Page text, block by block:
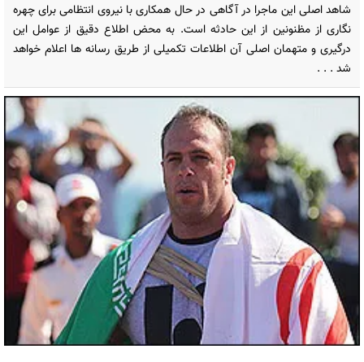
شاهد اصلی این ماجرا در آگاهی در حال همکاری با نیروی انتظامی برای چهره
نگاری از مظنونین از این حادثه است. به محض اطلاع دقیق از عوامل این
درگیری و متهمان اصلی آن اطلاعات تکمیلی از طریق رسانه ها اعلام خواهد
شد . . .